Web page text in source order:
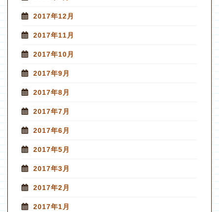
2017年12月
2017年11月
2017年10月
2017年9月
2017年8月
2017年7月
2017年6月
2017年5月
2017年3月
2017年2月
2017年1月